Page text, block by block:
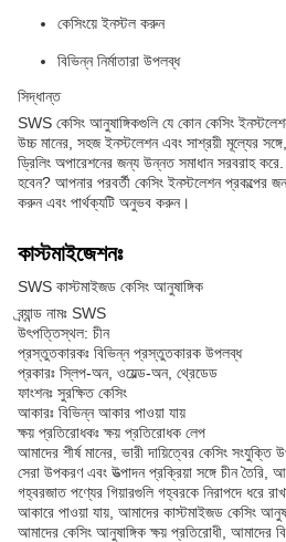
কেসিংয়ে ইনস্টল করুন
বিভিন্ন নির্মাতারা উপলব্ধ
সিদ্ধান্ত
SWS কেসিং আনুষাঙ্গিকগুলি যে কোন কেসিং
উচ্চ মানের, সহজ ইনস্টলেশন এবং সাশ্রয়ী মূল্যের
ড্রিলিং অপারেশনের জন্য উন্নত সমাধান সরবরাহ
হবেন? আপনার পরবর্তী কেসিং ইনস্টলেশন প্রকল্পের
করুন এবং পার্থক্যটি অনুভব করুন।
কাস্টমাইজেশনঃ
SWS কাস্টমাইজড কেসিং আনুষাঙ্গিক
ব্র্যান্ড নামঃ SWS
উৎপত্তিস্থল: চীন
প্রস্তুতকারকঃ বিভিন্ন প্রস্তুতকারক উপলব্ধ
প্রকারঃ স্লিপ-অন, ওয়েল্ড-অন, থ্রেডেড
ফাংশনঃ সুরক্ষিত কেসিং
আকারঃ বিভিন্ন আকার পাওয়া যায়
ক্ষয় প্রতিরোধকঃ ক্ষয় প্রতিরোধক লেপ
আমাদের শীর্ষ মানের, ভারী দায়িত্বের কেসিং
সেরা উপকরণ এবং উত্পাদন প্রক্রিয়া সঙ্গে চীন
গহ্বরজাত পণ্যের গিয়ারগুলি গহ্বরকে নিরাপদে ধরে
আকারে পাওয়া যায়, আমাদের কাস্টমাইজড কেসিং
আমাদের কেসিং আনুষাঙ্গিক ক্ষয় প্রতিরোধী, আমাদের